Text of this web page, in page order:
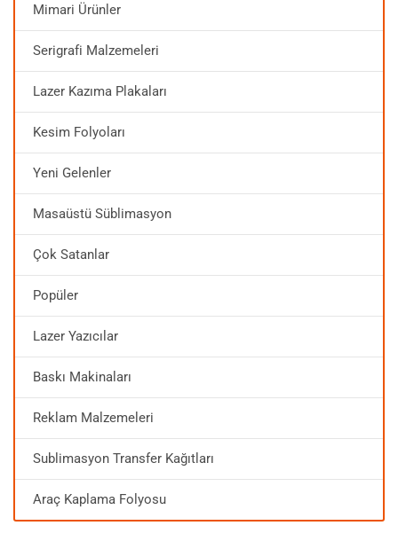
Mimari Ürünler
Serigrafi Malzemeleri
Lazer Kazıma Plakaları
Kesim Folyoları
Yeni Gelenler
Masaüstü Süblimasyon
Çok Satanlar
Popüler
Lazer Yazıcılar
Baskı Makinaları
Reklam Malzemeleri
Sublimasyon Transfer Kağıtları
Araç Kaplama Folyosu